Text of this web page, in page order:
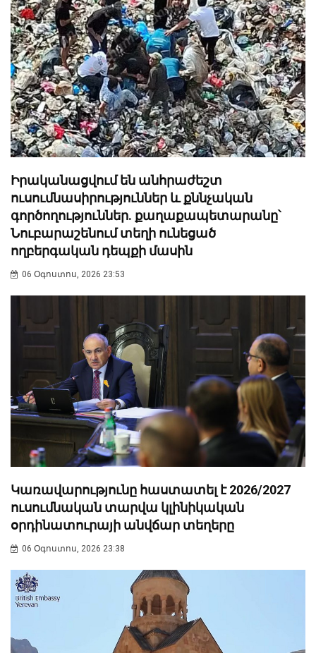
Իրականացվում են անհրաժեշտ
ուսումնասիրություններ և քննչական
գործողություններ. քաղաքապետարանը՝
Նուբարաշենում տեղի ունեցած
ողբերգական դեպքի մասին
06 Օգոստոս, 2026 23:53
Կառավարությունը հաստատել է 2026/2027
ուսումնական տարվա կլինիկական
օրդինատուրայի անվճար տեղերը
06 Օգոստոս, 2026 23:38